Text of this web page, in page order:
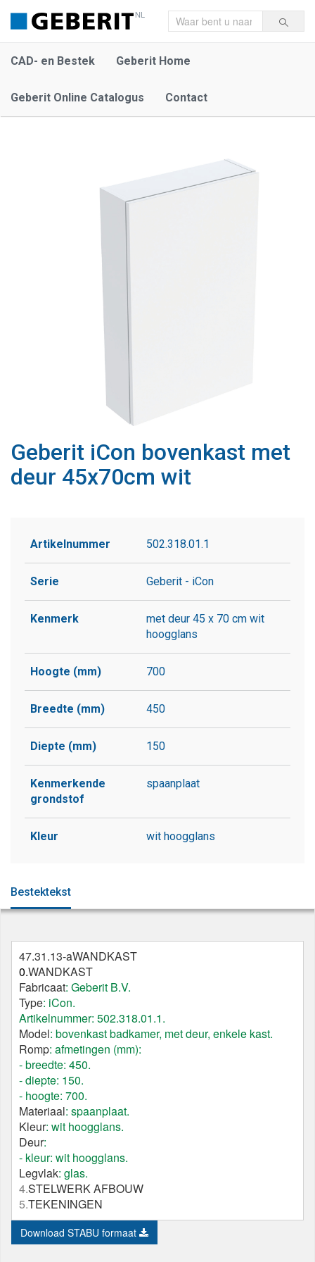
NL
CAD- en Bestek Geberit Home
Geberit Online Catalogus Contact
Geberit iCon bovenkast met
deur 45x70cm wit
Artikelnummer 502.318.01.1
Serie Geberit - iCon
Kenmerk
met deur 45 x 70 cm wit
hoogglans
Hoogte (mm) 700
Breedte (mm) 450
Diepte (mm) 150
Kenmerkende
grondstof
spaanplaat
Kleur wit hoogglans
Bestektekst
47.31.13-aWANDKAST
0.WANDKAST
Fabricaat: Geberit B.V.
Type: iCon.
Artikelnummer: 502.318.01.1.
Model: bovenkast badkamer, met deur, enkele kast.
Romp: afmetingen (mm):
- breedte: 450.
- diepte: 150.
- hoogte: 700.
Materiaal: spaanplaat.
Kleur: wit hoogglans.
Deur:
- kleur: wit hoogglans.
Legvlak: glas.
4.STELWERK AFBOUW
5.TEKENINGEN
Download STABU formaat